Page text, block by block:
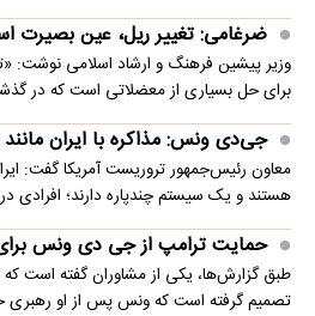
ضرغامی: تغییر ریل، عین
وزیر پیشین فرهنگ و ارشاد اسلامی نوشت:
برای حل بسیاری از معضلاتی‌ است که در
جی‌دی ونس: مذاکره با ایران
معاون رئیس‌جمهور تروریست آمریکا گفت:
هستند و یک سیستم چندپاره دارند؛ افرادی
حمایت ترامپ از جی دی ونس برای
طبق گزارش‌ها، یکی از مشاوران گفته است
تصمیم گرفته است که ونس پس از او